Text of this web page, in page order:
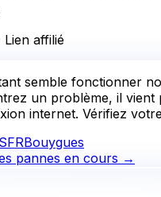
Lien affilié
semble fonctionner
un problème, il vient
internet. Vérifiez
SFRBouygues
pannes en cours →